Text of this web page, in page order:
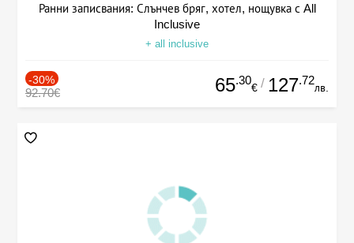
Ранни записвания: Слънчев бряг, хотел, нощувка с All
Inclusive
+ all inclusive
-30%
92.70€ 65.30
€ / 127.72
лв.